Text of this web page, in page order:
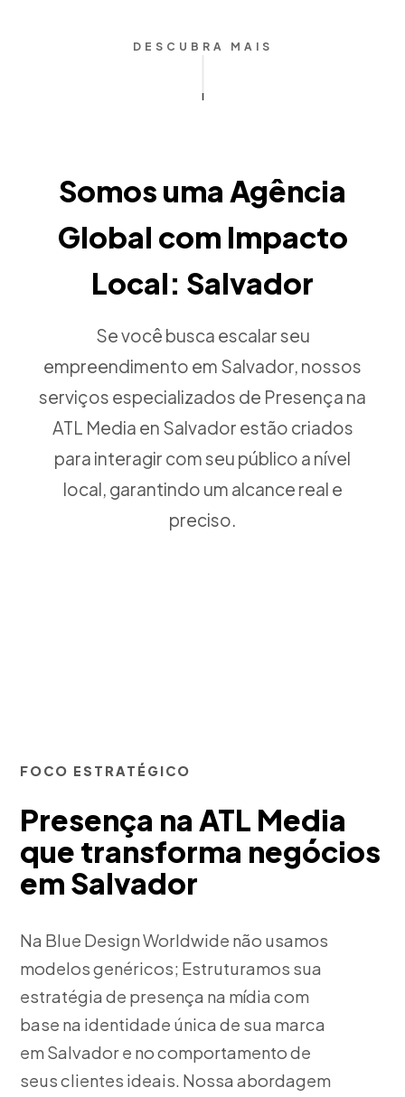
DESCUBRA MAIS
Somos uma Agência
Global com Impacto
Local: Salvador
Se você busca escalar seu
empreendimento em Salvador, nossos
serviços especializados de Presença na
ATL Media en Salvador estão criados
para interagir com seu público a nível
local, garantindo um alcance real e
preciso.
FOCO ESTRATÉGICO
Presença na ATL Media
que transforma negócios
em Salvador
Na Blue Design Worldwide não usamos
modelos genéricos; Estruturamos sua
estratégia de presença na mídia com
base na identidade única de sua marca
em Salvador e no comportamento de
seus clientes ideais. Nossa abordagem